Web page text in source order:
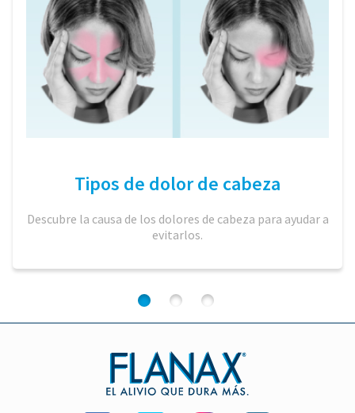
Tipos de dolor de cabeza
Descubre la causa de los dolores de cabeza para ayudar a
evitarlos.
1 2 3